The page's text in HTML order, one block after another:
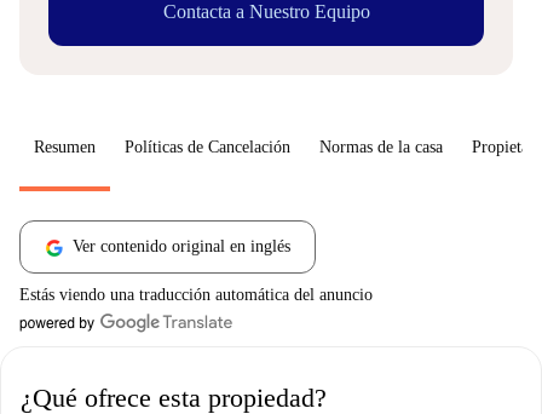
Contacta a Nuestro Equipo
Resumen Políticas de Cancelación Normas de la casa
Ver contenido original en inglés
Estás viendo una traducción automática del anuncio
¿Qué ofrece esta propiedad?